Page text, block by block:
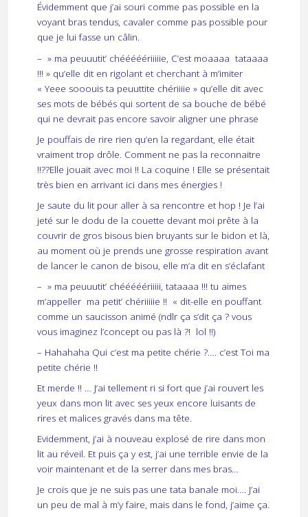
Évidemment que j’ai souri comme pas possible en la
voyant bras tendus, cavaler comme pas possible pour
que je lui fasse un câlin.
– » ma peuuutit’ chééééériiiiie, C’est moaaaa tataaaa
!!! » qu’elle dit en rigolant et cherchant à m’imiter
« Yeee sooouis ta peuuttite chériiiie » qu’elle dit avec
ses mots de bébés qui sortent de sa bouche de bébé
qui ne devrait pas encore savoir aligner une phrase
Je pouffais de rire rien qu’en la regardant, elle était
vraiment trop drôle. Comment ne pas la reconnaitre
!!??Elle jouait avec moi !! La coquine ! Elle se présentait
très bien en arrivant ici dans mes énergies !
Je saute du lit pour aller à sa rencontre et hop ! Je l’ai
jeté sur le dodu de la couette devant moi prête à la
couvrir de gros bisous bien bruyants sur le bidon et là,
au moment où je prends une grosse respiration avant
de lancer le canon de bisou, elle m’a dit en s’éclafant
– » ma peuuutit’ chééééériiiii, tataaaa !!! tu aimes
m’appeller ma petit’ chériiiiie !! « dit-elle en pouffant
comme un saucisson animé (ndlr ça s’dit ça ? vous
vous imaginez l’concept ou pas là ?! lol !!)
– Hahahaha Qui c’est ma petite chérie ?…. c’est Toi ma
petite chérie !!
Et merde !! … J’ai tellement ri si fort que j’ai rouvert les
yeux dans mon lit avec ses yeux encore luisants de
rires et malices gravés dans ma tête.
Evidemment, j’ai à nouveau explosé de rire dans mon
lit au réveil. Et puis ça y est, j’ai une terrible envie de la
voir maintenant et de la serrer dans mes bras…
Je crois que je ne suis pas une tata banale moi…. J’ai
un peu de mal à m’y faire, mais dans le fond, j’aime ça.